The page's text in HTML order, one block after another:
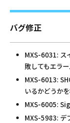
バグ修正
MXS-6031: ス
敗してもエラ
MXS-6013:
いるかどうか
MXS-6005:
MXS-5983: